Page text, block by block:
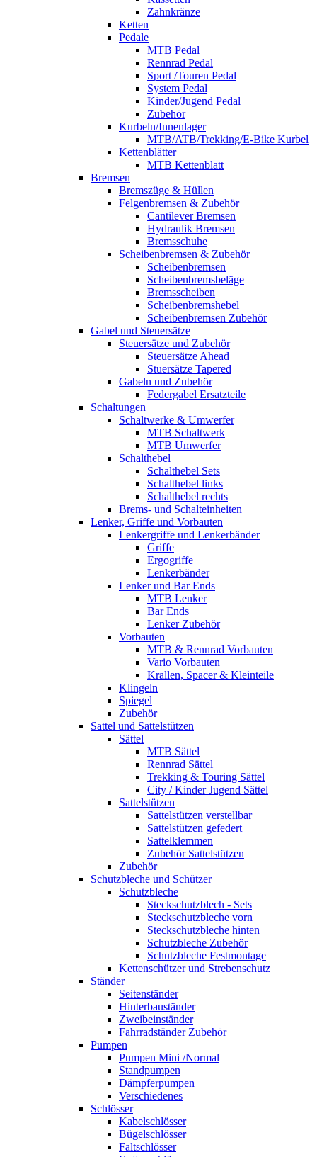
Zahnkränze
Ketten
Pedale
MTB Pedal
Rennrad Pedal
Sport /Touren Pedal
System Pedal
Kinder/Jugend Pedal
Zubehör
Kurbeln/Innenlager
MTB/ATB/Trekking/E-Bike Kurbel
Kettenblätter
MTB Kettenblatt
Bremsen
Bremszüge & Hüllen
Felgenbremsen & Zubehör
Cantilever Bremsen
Hydraulik Bremsen
Bremsschuhe
Scheibenbremsen & Zubehör
Scheibenbremsen
Scheibenbremsbeläge
Bremsscheiben
Scheibenbremshebel
Scheibenbremsen Zubehör
Gabel und Steuersätze
Steuersätze und Zubehör
Steuersätze Ahead
Stuersätze Tapered
Gabeln und Zubehör
Federgabel Ersatzteile
Schaltungen
Schaltwerke & Umwerfer
MTB Schaltwerk
MTB Umwerfer
Schalthebel
Schalthebel Sets
Schalthebel links
Schalthebel rechts
Brems- und Schalteinheiten
Lenker, Griffe und Vorbauten
Lenkergriffe und Lenkerbänder
Griffe
Ergogriffe
Lenkerbänder
Lenker und Bar Ends
MTB Lenker
Bar Ends
Lenker Zubehör
Vorbauten
MTB & Rennrad Vorbauten
Vario Vorbauten
Krallen, Spacer & Kleinteile
Klingeln
Spiegel
Zubehör
Sattel und Sattelstützen
Sättel
MTB Sättel
Rennrad Sättel
Trekking & Touring Sättel
City / Kinder Jugend Sättel
Sattelstützen
Sattelstützen verstellbar
Sattelstützen gefedert
Sattelklemmen
Zubehör Sattelstützen
Zubehör
Schutzbleche und Schützer
Schutzbleche
Steckschutzblech - Sets
Steckschutzbleche vorn
Steckschutzbleche hinten
Schutzbleche Zubehör
Schutzbleche Festmontage
Kettenschützer und Strebenschutz
Ständer
Seitenständer
Hinterbauständer
Zweibeinständer
Fahrradständer Zubehör
Pumpen
Pumpen Mini /Normal
Standpumpen
Dämpferpumpen
Verschiedenes
Schlösser
Kabelschlösser
Bügelschlösser
Faltschlösser